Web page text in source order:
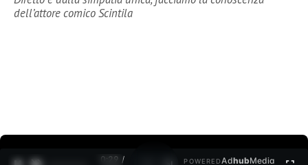
dell’attore comico Scintila
0:30 /
POWEREDAdhubMedia